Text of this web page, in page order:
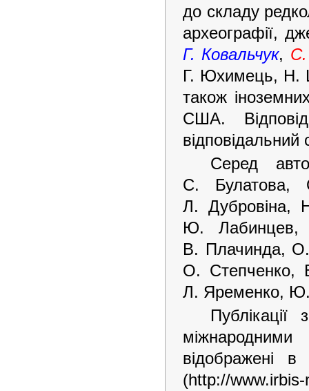
до складу
археографії,
Г. Ковальчук, С.
Г. Юхимець, Н.
також
США.
Серед
C.
Л. Дубровіна,
Ю.
B. Плачинда,
О. Степченко,
Л. Яременко, Ю.
Публікації
відображені
(http://www.irbis-